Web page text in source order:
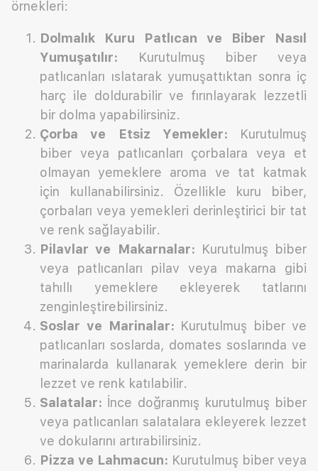
örnekleri:
Dolmalık Kuru Patlıcan ve Biber Nasıl
Yumuşatılır: Kurutulmuş biber veya
patlıcanları ıslatarak yumuşattıktan sonra iç
harç ile doldurabilir ve fırınlayarak lezzetli
bir dolma yapabilirsiniz.
Çorba ve Etsiz Yemekler: Kurutulmuş
biber veya patlıcanları çorbalara veya et
olmayan yemeklere aroma ve tat katmak
için kullanabilirsiniz. Özellikle kuru biber,
çorbaları veya yemekleri derinleştirici bir tat
ve renk sağlayabilir.
Pilavlar ve Makarnalar: Kurutulmuş biber
veya patlıcanları pilav veya makarna gibi
tahıllı yemeklere ekleyerek tatlarını
zenginleştirebilirsiniz.
Soslar ve Marinalar: Kurutulmuş biber ve
patlıcanları soslarda, domates soslarında ve
marinalarda kullanarak yemeklere derin bir
lezzet ve renk katılabilir.
Salatalar: İnce doğranmış kurutulmuş biber
veya patlıcanları salatalara ekleyerek lezzet
ve dokularını artırabilirsiniz.
Pizza ve Lahmacun: Kurutulmuş biber veya